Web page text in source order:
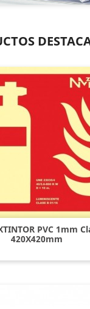
PVC 1mm
420X420mm
Vista rápida